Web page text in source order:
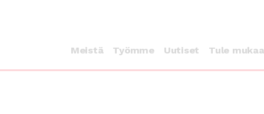
Meistä Työmme Uutiset Tule